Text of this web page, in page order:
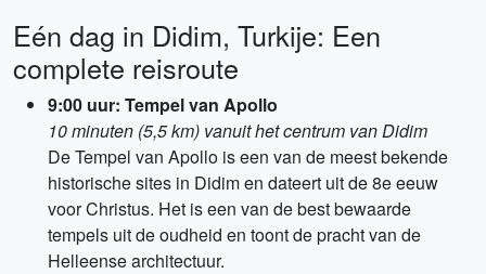
Eén dag in Didim, Turkije: Een
complete reisroute
9:00 uur: Tempel van Apollo
10 minuten (5,5 km) vanuit het centrum van Didim
De Tempel van Apollo is een van de meest bekende
historische sites in Didim en dateert uit de 8e eeuw
voor Christus. Het is een van de best bewaarde
tempels uit de oudheid en toont de pracht van de
Helleense architectuur.